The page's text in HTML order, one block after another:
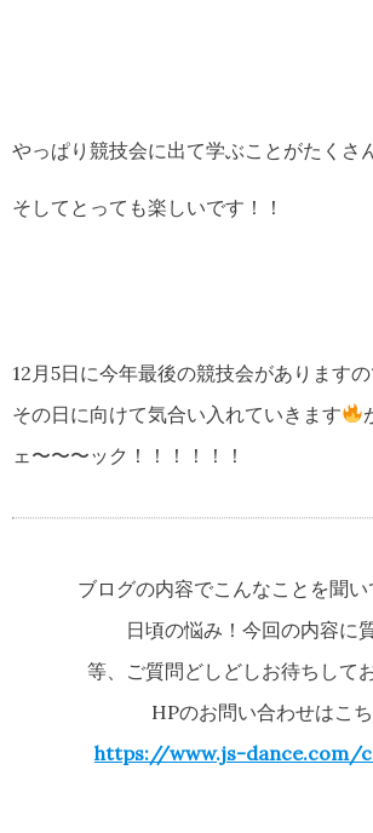
やっぱり競技会に出て学ぶことがたくさ
そしてとっても楽しいです！！
12月5日に今年最後の競技会がありますの
その日に向けて気合い入れていきます
ェ〜〜〜ック！！！！！！
ブログの内容でこんなことを聞い
日頃の悩み！今回の内容に
等、ご質問どしどしお待ちして
HPのお問い合わせはこ
https://www.js-dance.com/